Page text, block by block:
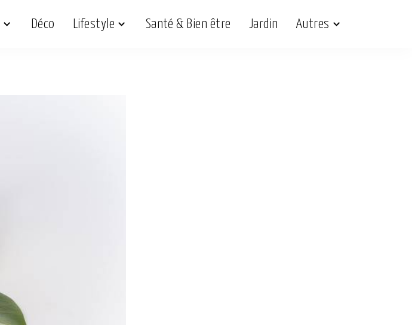
Déco Lifestyle Santé & Bien être Jardin Autres